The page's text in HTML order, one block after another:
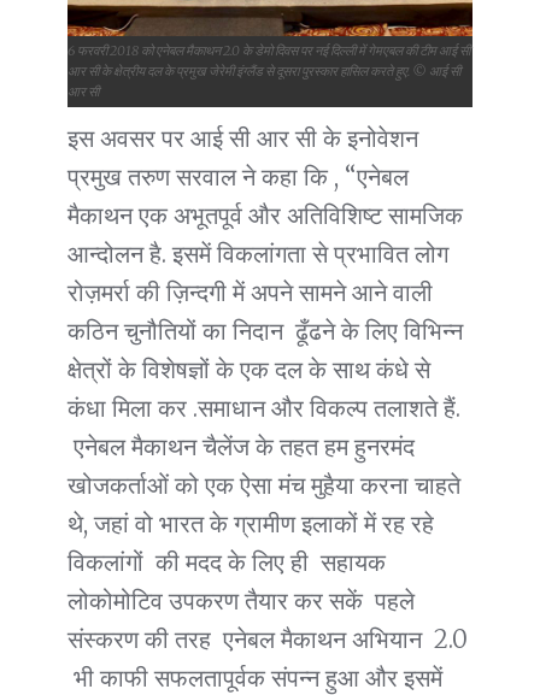
6 फरवरी 2018 को एनेबल मैकाथन 2.0 के डेमो दिवस पर नई दिल्ली में गेमएबल की टीम आई सी
आर सी के क्षेत्रीय दल के प्रमुख जेरेमी इंग्लैंड से दूसरा पुरस्कार हासिल करते हुए. © आई सी
आर सी
इस अवसर पर आई सी आर सी के इनोवेशन
प्रमुख तरुण सरवाल ने कहा कि , “एनेबल
मैकाथन एक अभूतपूर्व और अतिविशिष्ट सामजिक
आन्दोलन है. इसमें विकलांगता से प्रभावित लोग
रोज़मर्रा की ज़िन्दगी में अपने सामने आने वाली
कठिन चुनौतियों का निदान ढूँढने के लिए विभिन्न
क्षेत्रों के विशेषज्ञों के एक दल के साथ कंधे से
कंधा मिला कर .समाधान और विकल्प तलाशते हैं.
एनेबल मैकाथन चैलेंज के तहत हम हुनरमंद
खोजकर्ताओं को एक ऐसा मंच मुहैया करना चाहते
थे, जहां वो भारत के ग्रामीण इलाकों में रह रहे
विकलांगों की मदद के लिए ही सहायक
लोकोमोटिव उपकरण तैयार कर सकें पहले
संस्करण की तरह एनेबल मैकाथन अभियान 2.0
भी काफी सफलतापूर्वक संपन्न हुआ और इसमें